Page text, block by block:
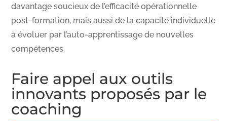
davantage soucieux de l’efficacité opérationnelle
post-formation, mais aussi de la capacité individuelle
à évoluer par l’auto-apprentissage de nouvelles
compétences.
Faire appel aux outils
innovants proposés par le
coaching